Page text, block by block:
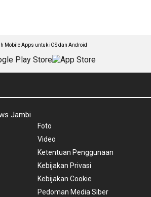
Mobile Apps untuk iOS dan Android
Jambi
Foto
Video
Ketentuan Penggunaan
Kebijakan Privasi
Kebijakan Cookie
Pedoman Media Siber